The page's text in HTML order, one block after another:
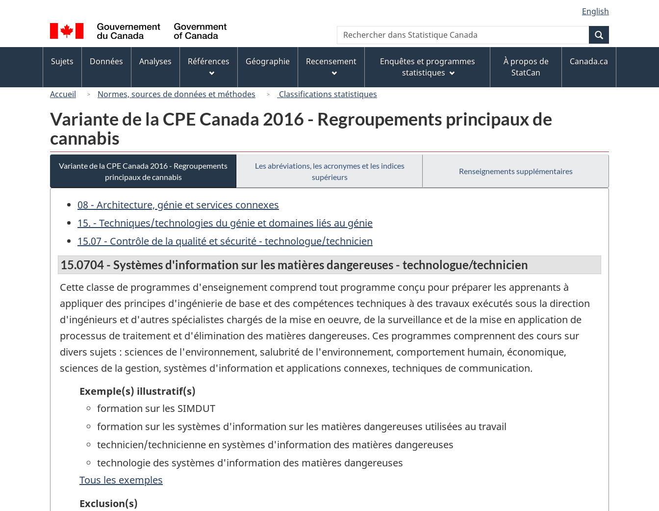
au
contenu
principal
« À
propos
de
ce
version
HTML
simplifiée
de
la
langue
English
Canada
Recherche
Rechercher
dans
Canada
des
Sujets Données Analyses Références Géographie Recensement
Enquêtes et programmes
statistiques
À propos de
StatCan
Canada.ca
Accueil Normes, sources de données et méthodes Classifications statistiques
Variante de la CPE Canada 2016 - Regroupements principaux de
cannabis
Variante de la CPE Canada 2016 - Regroupements
principaux de cannabis
Les abréviations, les acronymes et les indices
supérieurs
Renseignements supplémentaires
08 - Architecture, génie et services connexes
15. - Techniques/technologies du génie et domaines liés au génie
15.07 - Contrôle de la qualité et sécurité - technologue/technicien
15.0704 - Systèmes d'information sur les matières dangereuses - technologue/technicien
Cette classe de programmes d'enseignement comprend tout programme conçu pour préparer les apprenants à
appliquer des principes d'ingénierie de base et des compétences techniques à des travaux exécutés sous la direction
d'ingénieurs et d'autres spécialistes chargés de la mise en oeuvre, de la surveillance et de la mise en application de
processus de traitement et d'élimination des matières dangereuses. Ces programmes comprennent des cours sur
divers sujets : sciences de l'environnement, salubrité de l'environnement, comportement humain, économique,
sciences de la gestion, systèmes d'information et applications connexes, techniques de communication.
Exemple(s) illustratif(s)
formation sur les SIMDUT
formation sur les systèmes d'information sur les matières dangereuses utilisées au travail
technicien/technicienne en systèmes d'information des matières dangereuses
technologie des systèmes d'information des matières dangereuses
Tous les exemples
Exclusion(s)